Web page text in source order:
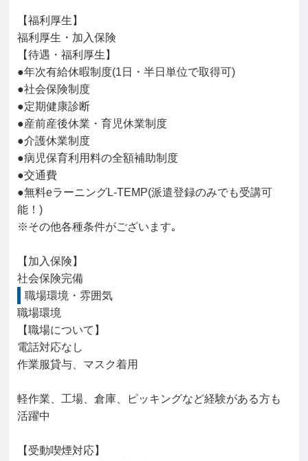
【福利厚生】
福利厚生・加入保険
【待遇・福利厚生】
●年次有給休暇制度(1日・半日単位で取得可)
●社会保険制度
●定期健康診断
●産前産後休業・育児休業制度
●介護休業制度
●病児保育利用料の全額補助制度
●交通費
●無料eラーニングL-TEMP(派遣登録のみでも受講可
能！)
※その他各種条件がございます｡
【加入保険】
社会保険完備
職場環境・雰囲気
職場環境
【職場について】
電話対応なし
作業服貸与、マスク着用
軽作業、工場、倉庫、ピッキングなど経験がある方も
活躍中
【受動喫煙対応】